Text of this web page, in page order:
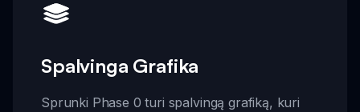
Spalvinga Grafika
Sprunki Phase 0 turi spalvingą grafiką, kuri